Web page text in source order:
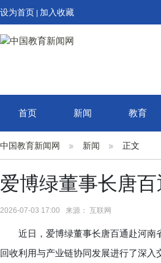
设为首页 加入收藏
首页 新闻 教育
中国教育新闻网 新闻 正文
爱博绿董事长唐
2026-07-03 17:00 来源： 互联网
近日，爱博绿董事长唐百通赴河南省
回收利用与产业链协同发展进行了深入